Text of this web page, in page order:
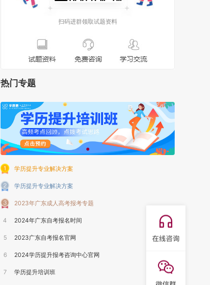
扫码进群领取试题资料
热门专题
学历提升专业解决方案
学历提升专业解决方案
2023年广东成人高考报考专题
4 2024年广东自考报名时间
5 2023广东自考报名官网
6 2024学历提升报考咨询中心官网
7 学历提升培训班